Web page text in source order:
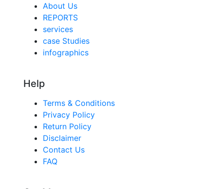
About Us
REPORTS
services
case Studies
infographics
Help
Terms & Conditions
Privacy Policy
Return Policy
Disclaimer
Contact Us
FAQ